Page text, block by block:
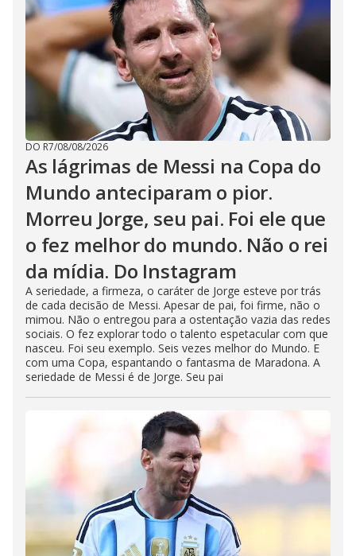
d
e
o
DO R7/08/08/2026
As lágrimas de Messi na Copa do
Mundo anteciparam o pior.
Morreu Jorge, seu pai. Foi ele que
o fez melhor do mundo. Não o rei
da mídia. Do Instagram
A seriedade, a firmeza, o caráter de Jorge esteve por trás
de cada decisão de Messi. Apesar de pai, foi firme, não o
mimou. Não o entregou para a ostentação vazia das redes
sociais. O fez explorar todo o talento espetacular com que
nasceu. Foi seu exemplo. Seis vezes melhor do Mundo. E
com uma Copa, espantando o fantasma de Maradona. A
seriedade de Messi é de Jorge. Seu pai